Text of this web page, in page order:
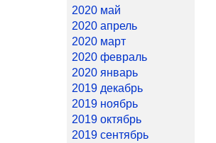
2020 май
2020 апрель
2020 март
2020 февраль
2020 январь
2019 декабрь
2019 ноябрь
2019 октябрь
2019 сентябрь